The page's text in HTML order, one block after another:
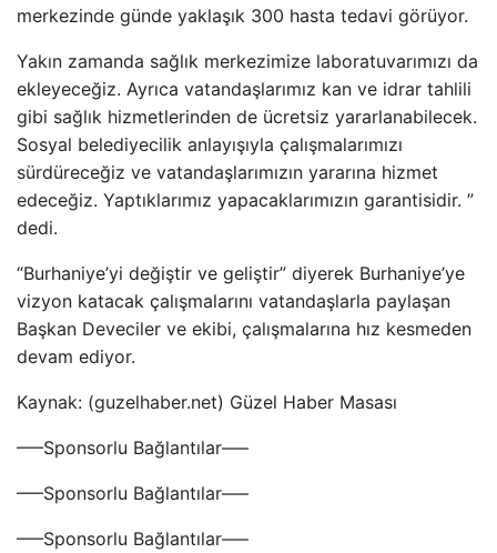
merkezinde günde yaklaşık 300 hasta tedavi görüyor.
Yakın zamanda sağlık merkezimize laboratuvarımızı da
ekleyeceğiz. Ayrıca vatandaşlarımız kan ve idrar tahlili
gibi sağlık hizmetlerinden de ücretsiz yararlanabilecek.
Sosyal belediyecilik anlayışıyla çalışmalarımızı
sürdüreceğiz ve vatandaşlarımızın yararına hizmet
edeceğiz. Yaptıklarımız yapacaklarımızın garantisidir. ”
dedi.
“Burhaniye’yi değiştir ve geliştir” diyerek Burhaniye’ye
vizyon katacak çalışmalarını vatandaşlarla paylaşan
Başkan Deveciler ve ekibi, çalışmalarına hız kesmeden
devam ediyor.
Kaynak: (guzelhaber.net) Güzel Haber Masası
—–Sponsorlu Bağlantılar—–
—–Sponsorlu Bağlantılar—–
—–Sponsorlu Bağlantılar—–